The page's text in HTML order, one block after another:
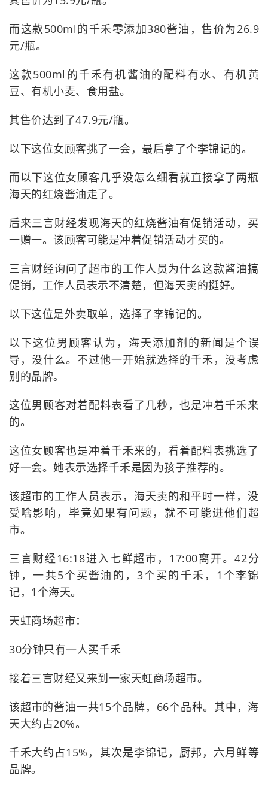
而这款500ml的千禾零添加380酱油，售价为26.9
元/瓶。
这款500ml的千禾有机酱油的配料有水、有机黄
豆、有机小麦、食用盐。
其售价达到了47.9元/瓶。
以下这位女顾客挑了一会，最后拿了个李锦记的。
而以下这位女顾客几乎没怎么细看就直接拿了两瓶
海天的红烧酱油走了。
后来三言财经发现海天的红烧酱油有促销活动，买
一赠一。该顾客可能是冲着促销活动才买的。
三言财经询问了超市的工作人员为什么这款酱油搞
促销，工作人员表示不清楚，但海天卖的挺好。
以下这位是外卖取单，选择了李锦记的。
以下这位男顾客认为，海天添加剂的新闻是个误
导，没什么。不过他一开始就选择的千禾，没考虑
别的品牌。
这位男顾客对着配料表看了几秒，也是冲着千禾来
的。
这位女顾客也是冲着千禾来的，看着配料表挑选了
好一会。她表示选择千禾是因为孩子推荐的。
该超市的工作人员表示，海天卖的和平时一样，没
受啥影响，毕竟如果有问题，就不可能进他们超
市。
三言财经16:18进入七鲜超市，17:00离开。42分
钟，一共5个买酱油的，3个买的千禾，1个李锦
记，1个海天。
天虹商场超市：
30分钟只有一人买千禾
接着三言财经又来到一家天虹商场超市。
该超市的酱油一共15个品牌，66个品种。其中，海
天大约占20%。
千禾大约占15%，其次是李锦记，厨邦，六月鲜等
品牌。